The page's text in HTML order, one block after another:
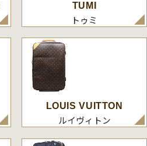
TUMI
トゥミ
LOUIS VUITTON
ルイヴィトン